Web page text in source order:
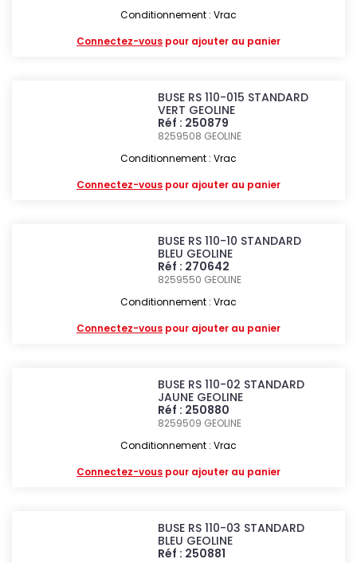
Conditionnement : Vrac
Connectez-vous pour ajouter au panier
BUSE RS 110-015 STANDARD
VERT GEOLINE
Réf : 250879
8259508 GEOLINE
Conditionnement : Vrac
Connectez-vous pour ajouter au panier
BUSE RS 110-10 STANDARD
BLEU GEOLINE
Réf : 270642
8259550 GEOLINE
Conditionnement : Vrac
Connectez-vous pour ajouter au panier
BUSE RS 110-02 STANDARD
JAUNE GEOLINE
Réf : 250880
8259509 GEOLINE
Conditionnement : Vrac
Connectez-vous pour ajouter au panier
BUSE RS 110-03 STANDARD
BLEU GEOLINE
Réf : 250881